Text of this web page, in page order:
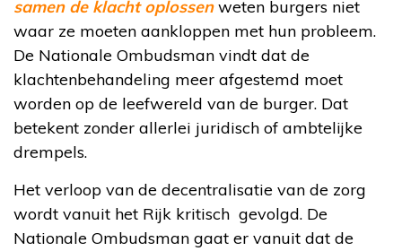
samen de klacht oplossenweten burgers niet
waar ze moeten aankloppen met hun probleem.
De Nationale Ombudsman vindt dat de
klachtenbehandeling meer afgestemd moet
worden op de leefwereld van de burger. Dat
betekent zonder allerlei juridisch of ambtelijke
drempels.
Het verloop van de decentralisatie van de zorg
wordt vanuit het Rijk kritisch gevolgd. De
Nationale Ombudsman gaat er vanuit dat de